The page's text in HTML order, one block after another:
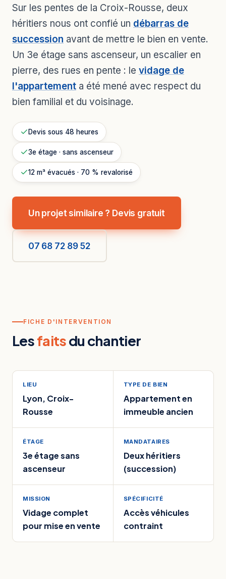
Sur les pentes de la Croix-Rousse, deux
héritiers nous ont confié un débarras de
succession avant de mettre le bien en vente.
Un 3e étage sans ascenseur, un escalier en
pierre, des rues en pente : le vidage de
l'appartement a été mené avec respect du
bien familial et du voisinage.
Devis sous 48 heures
3e étage · sans ascenseur
12 m³ évacués · 70 % revalorisé
Un projet similaire ? Devis gratuit
07 68 72 89 52
FICHE D'INTERVENTION
Lesfaitsdu chantier
LIEU
Lyon, Croix-
Rousse
TYPE DE BIEN
Appartement en
immeuble ancien
ÉTAGE
3e étage sans
ascenseur
MANDATAIRES
Deux héritiers
(succession)
MISSION
Vidage complet
pour mise en vente
SPÉCIFICITÉ
Accès véhicules
contraint